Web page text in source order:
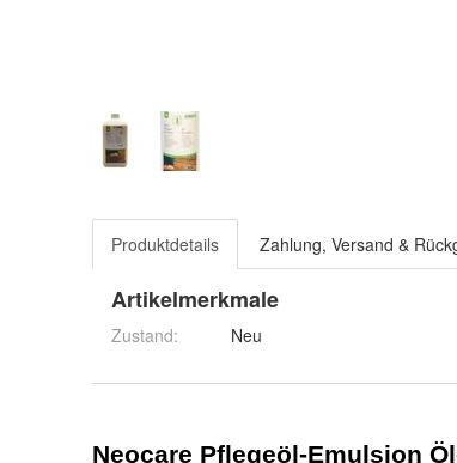
Produktdetails Zahlung, Versand &
Artikelmerkmale
Zustand: Neu